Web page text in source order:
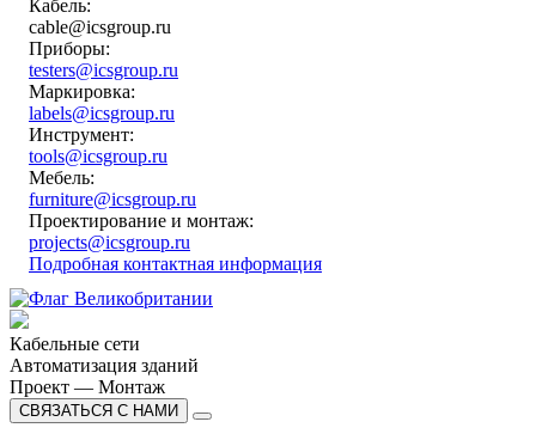
Кабель:
cable@icsgroup.ru
Приборы:
testers@icsgroup.ru
Маркировка:
labels@icsgroup.ru
Инструмент:
tools@icsgroup.ru
Мебель:
furniture@icsgroup.ru
Проектирование и монтаж:
projects@icsgroup.ru
Подробная контактная информация
Кабельные сети
Автоматизация зданий
Проект — Монтаж
СВЯЗАТЬСЯ С НАМИ